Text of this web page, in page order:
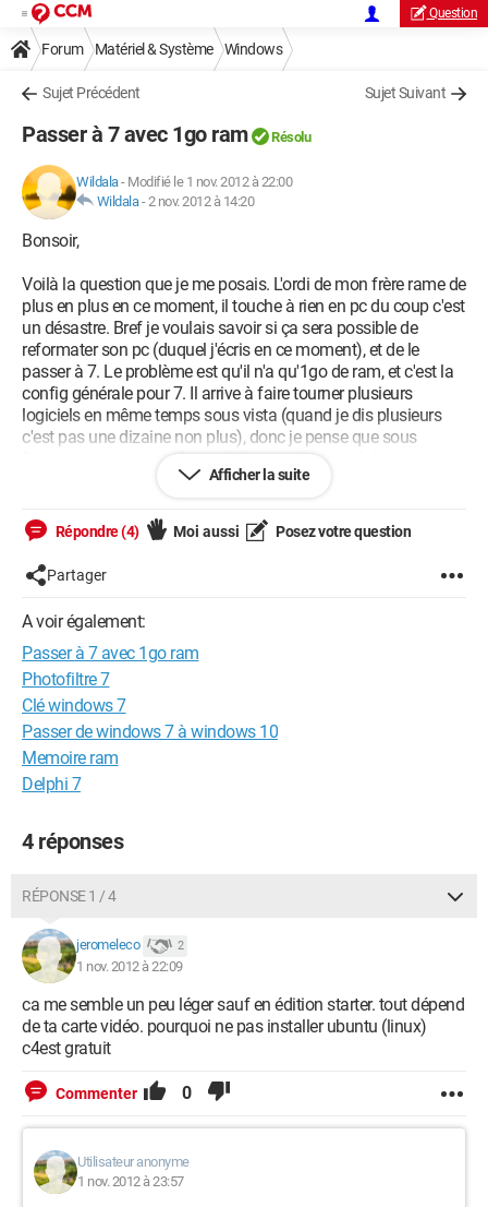
Question
Forum Matériel & Système Windows
Sujet Précédent Sujet Suivant
Passer à 7 avec 1go ram Résolu
Wildala- Modifié le 1 nov. 2012 à 22:00
Wildala-2 nov. 2012 à 14:20
Bonsoir,
Voilà la question que je me posais. L'ordi de mon frère rame de
plus en plus en ce moment, il touche à rien en pc du coup c'est
un désastre. Bref je voulais savoir si ça sera possible de
reformater son pc (duquel j'écris en ce moment), et de le
passer à 7. Le problème est qu'il n'a qu'1go de ram, et c'est la
config générale pour 7. Il arrive à faire tourner plusieurs
logiciels en même temps sous vista (quand je dis plusieurs
c'est pas une dizaine non plus), donc je pense que sous
Seven, qui a quand même relativement moins de bugs ça
devrait le faire aussi. N'étant pas totalement sûr je me réfère à
Reformatage sous Seven, ou pas ?
Merci à vous !
Afficher la suite
Répondre (4) Moi aussi Posez votre question
Partager
A voir également:
Passer à 7 avec 1go ram
Photofiltre 7
Clé windows 7
Passer de windows 7 à windows 10
Memoire ram
Delphi 7
4 réponses
RÉPONSE 1 / 4
jeromeleco 2
1 nov. 2012 à 22:09
ca me semble un peu léger sauf en édition starter. tout dépend
de ta carte vidéo. pourquoi ne pas installer ubuntu (linux)
c4est gratuit
Commenter 0
Utilisateur anonyme
1 nov. 2012 à 23:57